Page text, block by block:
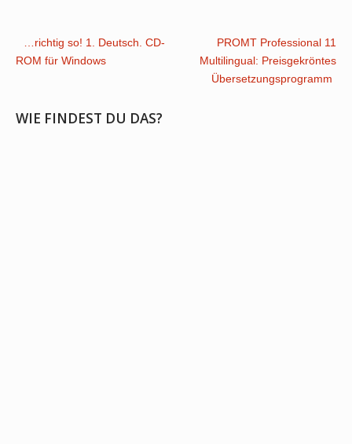
Post
…richtig so! 1. Deutsch. CD-
ROM für Windows
PROMT Professional 11
Multilingual: Preisgekröntes
Übersetzungsprogramm
WIE FINDEST DU DAS?